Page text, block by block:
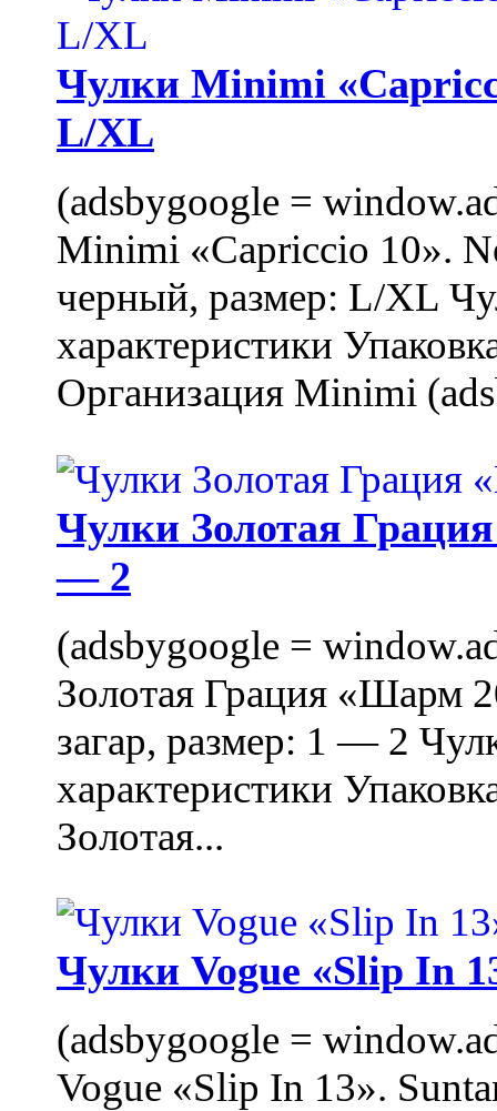
Чулки Minimi
L/XL
(adsbygoogle =
Minimi «Capriccio 10».
черный, размер: L/XL
характеристики
Организация Minimi
Чулки Золотая
— 2
(adsbygoogle =
Золотая Грация «Шарм
загар, размер: 1 — 2
характеристики
Золотая...
Чулки Vogue «Slip In
(adsbygoogle =
Vogue «Slip In 13».